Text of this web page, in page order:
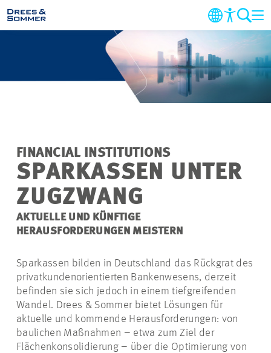
MARKETS
SERVICES
IM FOKUS
KARRIERE
PROJEKTE
KONTAKT
FINANCIAL INSTITUTIONS
SPARKASSEN UNTER
ZUGZWANG
AKTUELLE UND KÜNFTIGE
HERAUSFORDERUNGEN MEISTERN
Sparkassen bilden in Deutschland das Rückgrat des
privatkundenorientierten Bankenwesens, derzeit
befinden sie sich jedoch in einem tiefgreifenden
Wandel. Drees & Sommer bietet Lösungen für
aktuelle und kommende Herausforderungen: von
baulichen Maßnahmen – etwa zum Ziel der
Flächenkonsolidierung – über die Optimierung von